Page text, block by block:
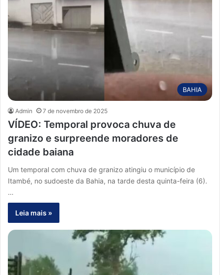
BAHIA
Admin 7 de novembro de 2025
VÍDEO: Temporal provoca chuva de
granizo e surpreende moradores de
cidade baiana
Um temporal com chuva de granizo atingiu o município de
Itambé, no sudoeste da Bahia, na tarde desta quinta-feira (6).
…
Leia mais »